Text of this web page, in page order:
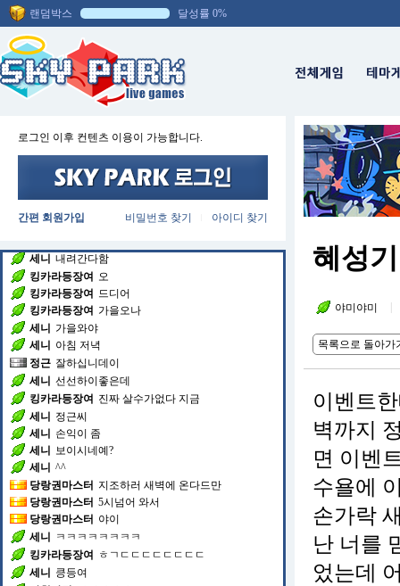
랜덤박스 달성률 0%
로그인 이후 컨텐츠 이용이 가능합니다.
간편 회원가입 아이디 찾기
비밀번호 찾기
세니 루틴
세니
세니
ㅡㅡ
킹카라등장여 날씨
킹카라등장여 오늘왠일로
시원하누
내야추에룰루궁
소리하네
세니 다음주부터
3~5도
내려간대
정근 ㅋㅋㅋㅋㅋㅋㅋㅋㅋ
세니 내려간다함
킹카라등장여 오
킹카라등장여 드디어
킹카라등장여 가을오나
세니
가을와야
세니
아침 저녁
정근 잘하십니데이
세니 선선하이좋은데
킹카라등장여 진짜 살수가없다 지금
세니
정근씨
세니
손익이 좀
세니
보이시네예?
세니 ^^
당랑권마스터 지조하러 새벽에 온다드만
당랑권마스터 5시넘어 와서
당랑권마스터 야이
세니
ㅋㅋㅋㅋㅋㅋㅋㅋ
킹카라등장여
ㅎㄱㄷㄷㄷㄷㄷㄷㄷㄷ
세니
킁등여
혜성
야미야미
목록으로 돌아가
이벤트
벽까지
면 이벤
수욜에
손가락
난 너를
었는데